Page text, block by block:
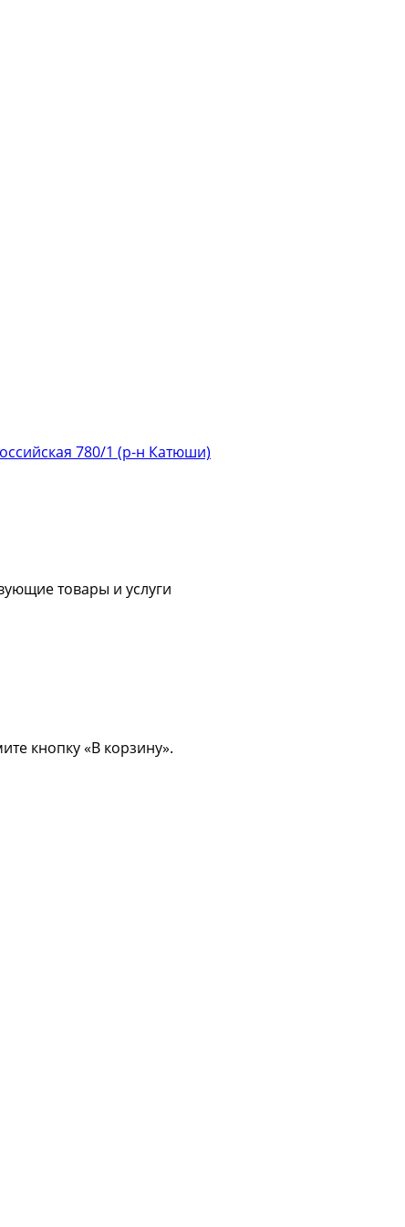
780/1 (р-н Катюши)
товары и услуги
кнопку «В корзину».